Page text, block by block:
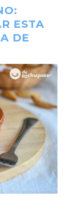
ESTA
DE